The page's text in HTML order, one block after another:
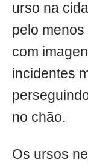
urso na
pelo
com
incidentes
no chão.
Os ursos